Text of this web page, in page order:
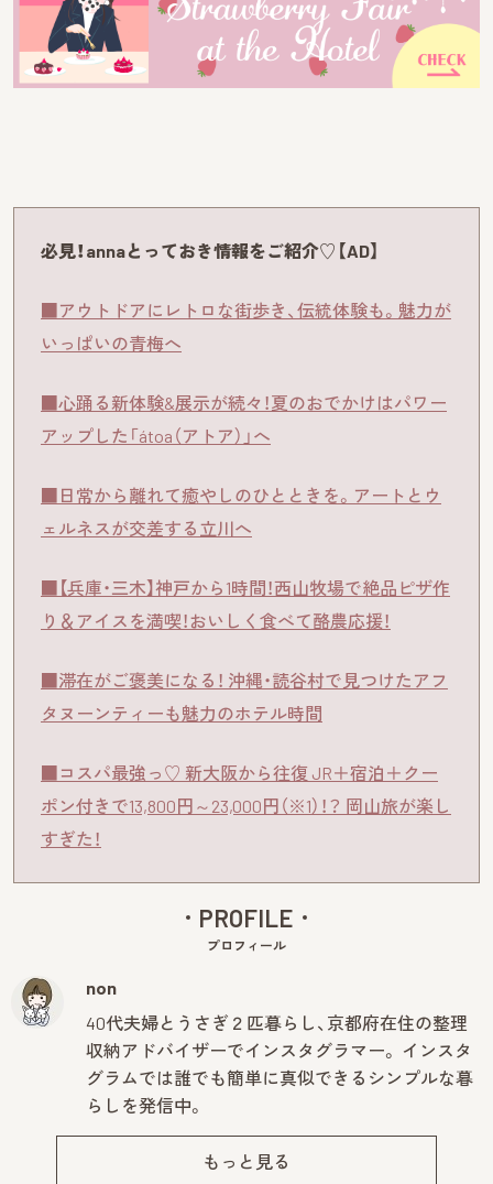
必見！annaとっておき情報をご紹介♡【AD】
■アウトドアにレトロな街歩き、伝統体験も。魅力が
いっぱいの青梅へ
■心踊る新体験&展示が続々！夏のおでかけはパワー
アップした「átoa（アトア）」へ
■日常から離れて癒やしのひとときを。アートとウ
ェルネスが交差する立川へ
■【兵庫・三木】神戸から1時間！西山牧場で絶品ピザ作
り＆アイスを満喫！おいしく食べて酪農応援！
■滞在がご褒美になる！ 沖縄・読谷村で見つけたアフ
タヌーンティーも魅力のホテル時間
■コスパ最強っ♡ 新大阪から往復 JR＋宿泊＋クー
ポン付きで13,800円～23,000円（※1）！？ 岡山旅が楽し
すぎた！
PROFILE
プロフィール
non
40代夫婦とうさぎ２匹暮らし、京都府在住の整理
収納アドバイザーでインスタグラマー。 インスタ
グラムでは誰でも簡単に真似できるシンプルな暮
らしを発信中。
もっと見る